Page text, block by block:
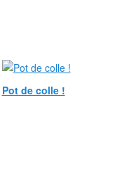
Pot de colle !